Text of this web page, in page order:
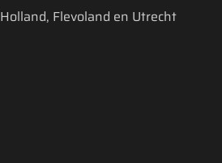
Flevoland en Utrecht